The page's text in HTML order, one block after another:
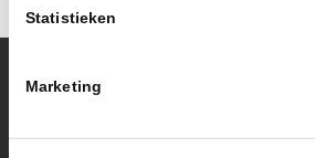
Statistieken
Marketing
© Copyright – BanBouw | Onderdeel van de